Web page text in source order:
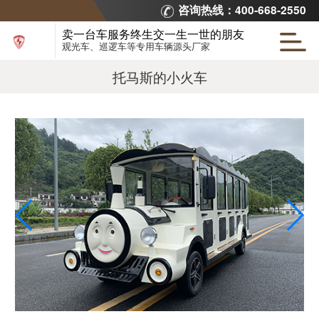
咨询热线：400-668-2550
卖一台车服务终生交一生一世的朋友
观光车、巡逻车等专用车辆源头厂家
托马斯的小火车